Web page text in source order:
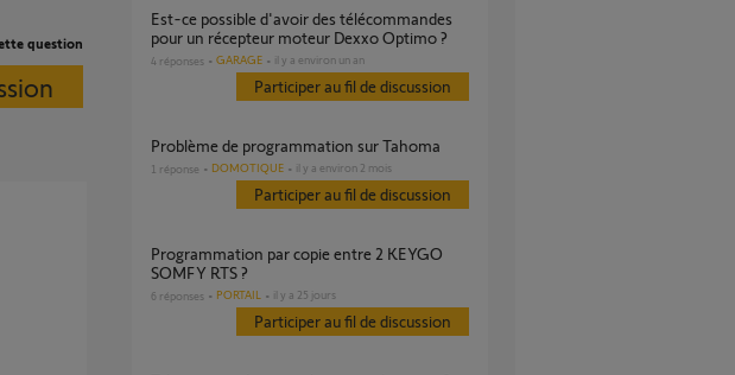
question
Est-ce possible d'avoir des télécommandes
pour un récepteur moteur Dexxo Optimo ?
4 réponses GARAGE il y a environ un an
Participer au fil de discussion
Problème de programmation sur Tahoma
1 réponse DOMOTIQUE il y a environ 2 mois
Participer au fil de discussion
Programmation par copie entre 2 KEYGO
SOMFY RTS ?
6 réponses PORTAIL il y a 25 jours
Participer au fil de discussion